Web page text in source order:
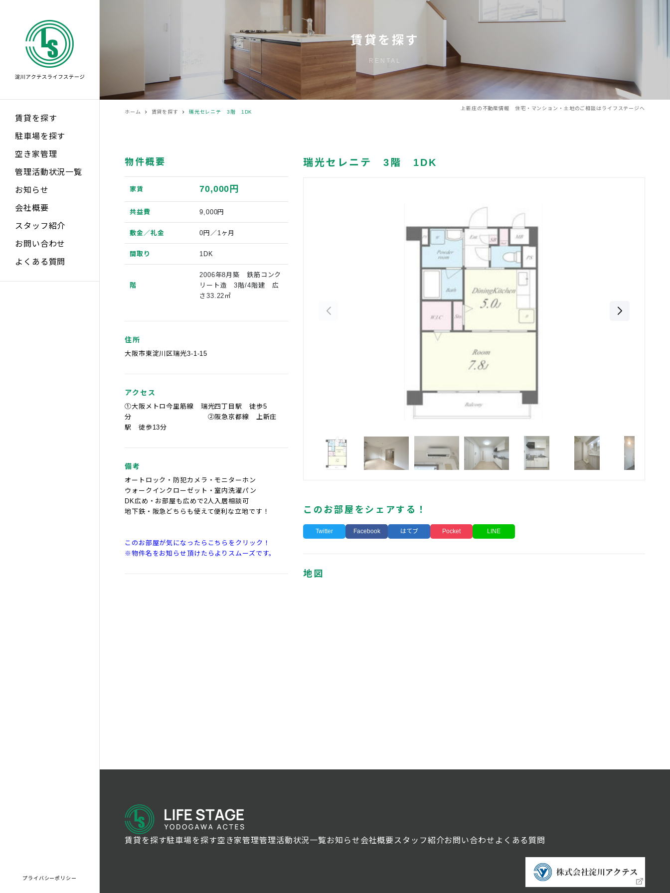
賃貸を探す
駐車場を探す
空き家管理
管理活動状況一覧
お知らせ
会社概要
スタッフ紹介
お問い合わせ
よくある質問
プライバシーポリシー
賃貸を探す
RENTAL
ホーム 賃貸を探す 瑞光セレニテ 3階 1DK
上新庄の不動産情報 住宅・マンション・土地のご相談はライフステージへ
瑞光セレニテ 3階 1DK
このお部屋をシェアする！
Twitter Facebook はてブ Pocket LINE
地図
物件概要
家賃 70,000円
共益費 9,000円
敷金／礼金 0円／1ヶ月
間取り 1DK
階
2006年8月築 鉄筋コンク
リート造 3階/4階建 広
さ33.22㎡
住所
大阪市東淀川区瑞光3-1-15
アクセス
①大阪メトロ今里筋線 瑞光四丁目駅 徒歩5
分 ②阪急京都線 上新庄
駅 徒歩13分
備考
オートロック・防犯カメラ・モニターホン
ウォークインクローゼット・室内洗濯パン
DK広め・お部屋も広めで2人入居相談可
地下鉄・阪急どちらも使えて便利な立地です！
このお部屋が気になったらこちらをクリック！
※物件名をお知らせ頂けたらよりスムーズです。
賃貸を探す駐車場を探す空き家管理管理活動状況一覧お知らせ会社概要スタッフ紹介お問い合わせ よくある質問